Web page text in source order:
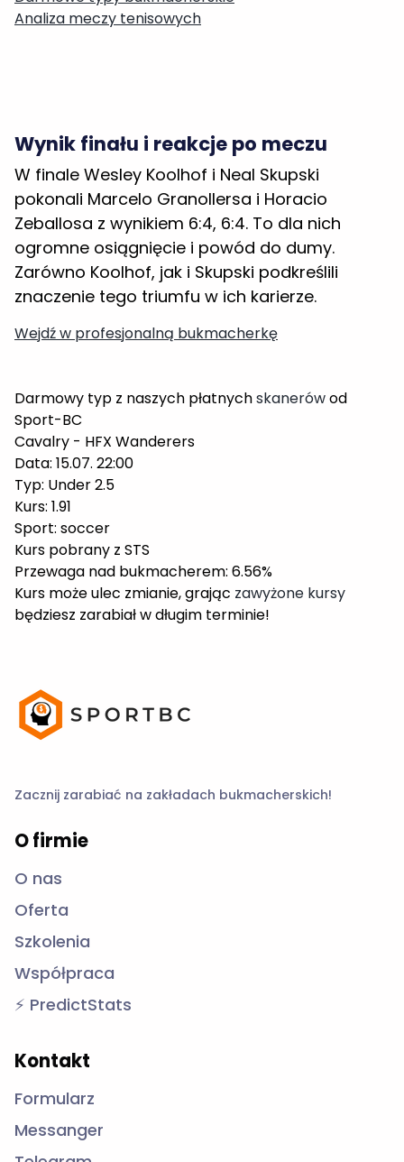
W finale Wesley Koolhof i Neal Skupski
pokonali Marcelo Granollersa i Horacio
Zeballosa z wynikiem 6:4, 6:4. To dla nich
ogromne osiągnięcie i powód do dumy.
Zarówno Koolhof, jak i Skupski podkreślili
znaczenie tego triumfu w ich karierze.
Wejdź w profesjonalną bukmacherkę
Sport-BC
Cavalry - HFX Wanderers
Data: 15.07. 22:00
Typ: Under 2.5
Kurs: 1.91
Sport: soccer
Kurs pobrany z STS
Przewaga nad bukmacherem: 6.56%
Kurs może ulec zmianie, grajączawyżone kursy
będziesz zarabiał w długim terminie!
O firmie
O nas
Oferta
Szkolenia
Współpraca
⚡ PredictStats
Formularz
Messanger
Telegram